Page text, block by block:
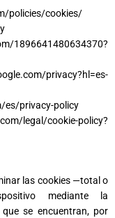
policies/cookies/
1896641480634370?
privacy?hl=es-
es/privacy-policy
legal/cookie-policy?
las cookies —total o
mediante la
se encuentran, por